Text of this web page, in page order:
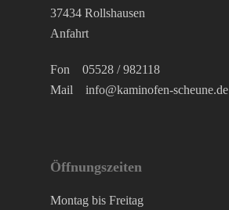
37434 Rollshausen
Anfahrt
Fon 05528 / 982118
Mail info@kaminofen-scheune.de
Öffnungszeiten
Montag bis Freitag